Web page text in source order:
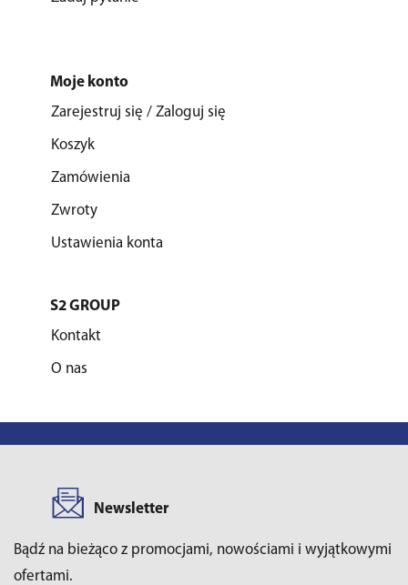
Moje konto
Zarejestruj się / Zaloguj się
Koszyk
Zamówienia
Zwroty
Ustawienia konta
S2 GROUP
Kontakt
O nas
Newsletter
Bądź na bieżąco z promocjami, nowościami i wyjątkowymi
ofertami.